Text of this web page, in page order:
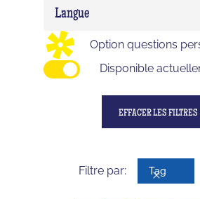
Enfant
Ado
Adulte
Langue
Option questions
Disponible
EFFACER LES FILTRES
Filtre par: Tag